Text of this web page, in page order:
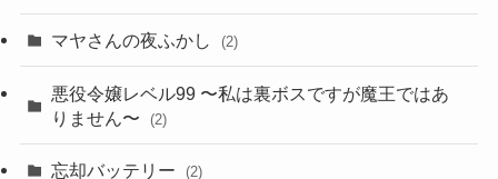
マヤさんの夜ふかし (2)
悪役令嬢レベル99 〜私は裏ボスですが魔王ではあ
りません〜
(2)
忘却バッテリー (2)